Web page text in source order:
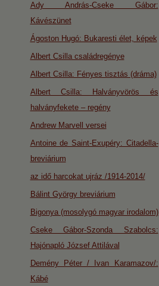
Ady András-Cseke Gábor:
Kávészünet
Ágoston Hugó: Bukaresti élet, képek
Albert Csilla családregénye
Albert Csilla: Fényes tisztás (dráma)
Albert Csilla: Halványvörös és
halványfekete – regény
Andrew Marvell versei
Antoine de Saint-Exupéry: Citadella-
breviárium
az idő harcokat ujráz /1914-2014/
Bálint György breviárium
Bigonya (mosolygó magyar irodalom)
Cseke Gábor-Szonda Szabolcs:
Hajónapló József Attilával
Demény Péter / Ivan Karamazov/:
Kábé